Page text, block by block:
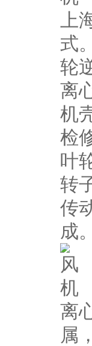
上
式
轮
离
机
检
叶
转
传
成
离
属